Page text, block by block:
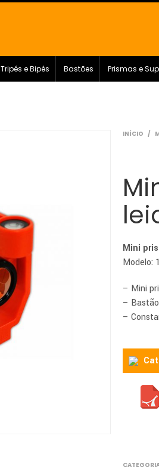
Tripés e Bipés Bastões Prismas e
INÍCIO /
Mini
Modelo:
– Mini
–
–